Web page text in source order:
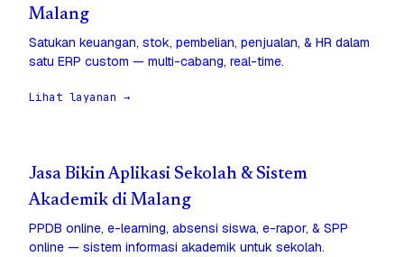
Malang
Satukan keuangan, stok, pembelian, penjualan, & HR dalam
satu ERP custom — multi-cabang, real-time.
Lihat layanan →
Jasa Bikin Aplikasi Sekolah & Sistem
Akademik di Malang
PPDB online, e-learning, absensi siswa, e-rapor, & SPP
online — sistem informasi akademik untuk sekolah.